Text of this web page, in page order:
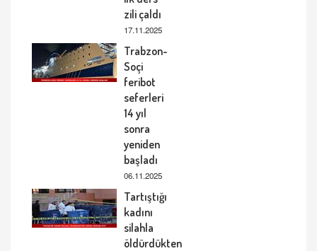
zili çaldı
17.11.2025
Trabzon-
Soçi
feribot
seferleri
14 yıl
sonra
yeniden
başladı
06.11.2025
Tartıştığı
kadını
silahla
öldürdükten